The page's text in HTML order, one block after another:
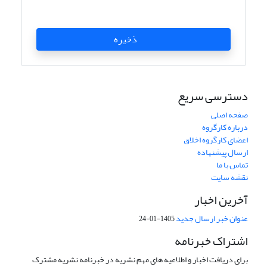
ذخیره
دسترسی سریع
صفحه اصلی
درباره کارگروه
اعضای کارگروه اخلاق
ارسال پیشنهاده
تماس با ما
نقشه سایت
آخرین اخبار
عنوان خبر ارسال جدید1405-01-24
اشتراک خبرنامه
برای دریافت اخبار و اطلاعیه های مهم نشریه در خبرنامه نشریه مشترک